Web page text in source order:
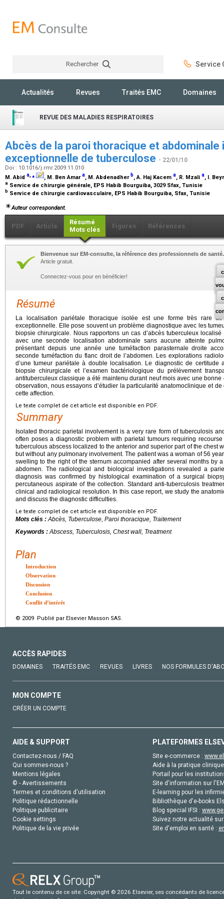
Rechercher Service
Actualités Revues Traités EMC Domaines
REVUE DES MALADIES RESPIRATOIRES
Abcès de la paroi thoracique et abdominale
exceptionnelle de tuberculose - 22/01/10
Doi : 10.1016/j.rmr.2009.11.010
M. Abid a,⁎ , M. Ben Amara, M. Abdenadher b, A. Haj Kacem a, R. Mzali a, I.
a Service de chirurgie générale, EPS Habib Bourguiba, 3029 Sfax, Tunisie
b Service de chirurgie cardiovasculaire, EPS Habib Bourguiba, Sfax, Tunisie
Auteur correspondant.
PDF Article
Résumé
Mots clés
Figures Références
Bienvenue sur EM-consulte, la référence des professionnels de santé.
Article gratuit.
Connectez-vous pour en bénéficier!
Résumé
La localisation pariétale thoracique isolée est une forme très rare de
exceptionnelle. Elle pose souvent un problème diagnostique avec les
biopsie chirurgicale. Nous rapportons un cas d’abcès tuberculeux
avec une seconde localisation abdominale sans aucune atteinte
présentant depuis une année une tuméfaction parasternale droite
seconde tuméfaction du flanc droit de l’abdomen. Les explorations
d’une tumeur pariétale à double localisation. Le diagnostic de certitude
biopsie chirurgicale et l’examen bactériologique du prélèvement
antituberculeux classique a été maintenu durant neuf mois avec une
observation, nous essayons d’étudier la particularité anatomoclinique et
cette affection.
Le texte complet de cet article est disponible en PDF.
Summary
Isolated thoracic parietal involvement is a very rare form of tuberculosis
often poses a diagnostic problem with parietal tumours requiring
tuberculous abscess localized to the anterior and superior part of the chest
but without any pulmonary involvement. The patient was a woman of 56
swelling to the right of the sternum accompanied after several months by
abdomen. The radiological and biological investigations revealed a
diagnosis was confirmed by histological examination of a surgical
percutaneous aspirate of the collection. Standard anti-tuberculosis
clinical and radiological resolution. In this case report, we study the
and discuss the diagnostic difficulties.
Le texte complet de cet article est disponible en PDF.
Mots clés :Abcès, Tuberculose, Paroi thoracique, Traitement
Keywords :Abscess, Tuberculosis, Chest wall, Treatment
Plan
Introduction
Observation
Discussion
Conclusion
Conflit d’intérêt
© 2009 Publié par Elsevier Masson SAS.
ACCÈS RAPIDES
DOMAINES TRAITÉS EMC REVUES LIVRES NOS FORMULES
MON COMPTE
CRÉER UN COMPTE
AIDE & SUPPORT
Contactez-nous / FAQ
Qui sommes-nous ?
Mentions légales
© - Avertissements
Termes et conditions d'utilisation
Politique rédactionnelle
Politique publicitaire
Cookie settings
Politique de la vie privée
PLATEFORMES
Site e-commerce :
Aide à la pratique
Portail pour les
Site d'information sur
E-learning pour les
Bibliothèque d'e-books
Blog special IFSI :
Suivez notre actualité
Site d'emploi en santé :
Tout le contenu de ce site: Copyright © 2026 Elsevier, ses concédants de